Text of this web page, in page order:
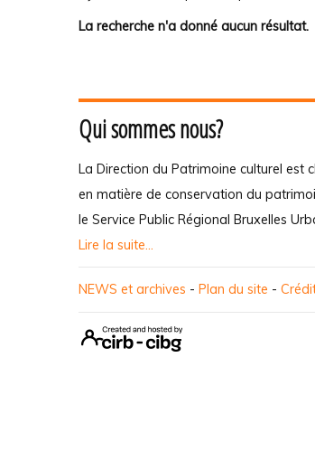
La recherche n'a donné aucun résultat.
Qui sommes nous?
La Direction du Patrimoine culturel est
en matière de conservation du
le Service Public Régional Bruxelles
Lire la suite...
NEWS et archives - Plan du site -